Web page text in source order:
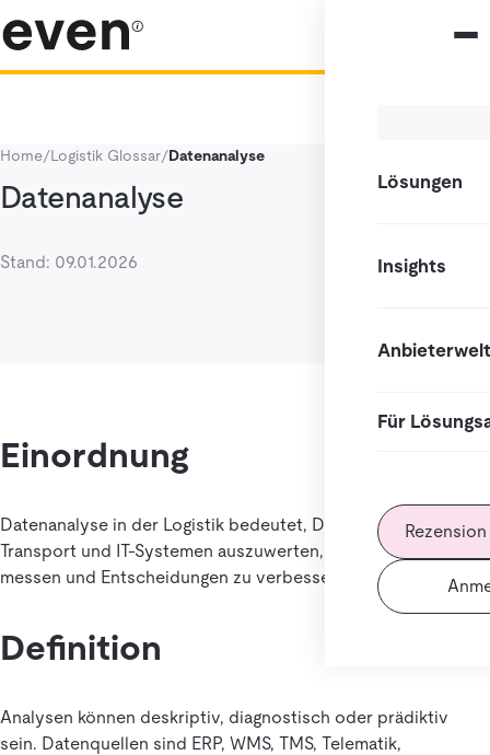
Lösungen
Insights
Anbieterwelt
Für
Home/Logistik Glossar/Datenanalyse
Datenanalyse
Stand: 09.01.2026
Einordnung
Datenanalyse in der Logistik bedeutet, Daten aus Lager,
Transport und IT-Systemen auszuwerten, um Leistung zu
messen und Entscheidungen zu verbessern.
Definition
Analysen können deskriptiv, diagnostisch oder prädiktiv
sein. Datenquellen sind ERP, WMS, TMS, Telematik,